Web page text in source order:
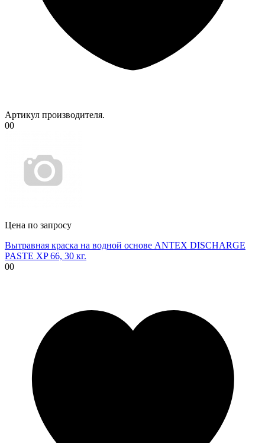
Артикул производителя.
00
Цена по запросу
Вытравная краска на водной основе ANTEX DISCHARGE
PASTE XP 66, 30 кг.
00